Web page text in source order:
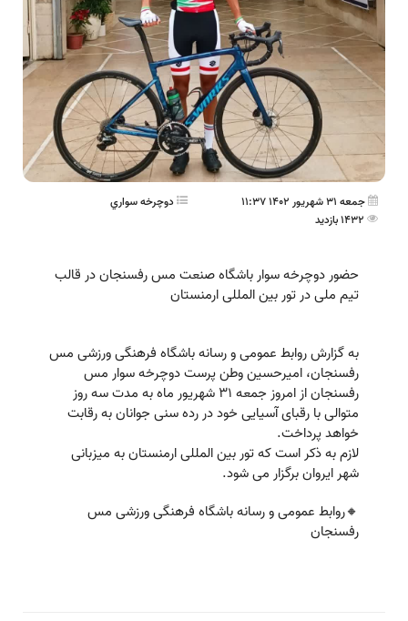
جمعه 31 شهریور 1402 11:37
دوچرخه سواري
حضور دوچرخه سوار باشگاه صنعت مس رفسنجان در قالب
تیم ملی در تور بین المللی ارمنستان
به گزارش روابط عمومی و رسانه باشگاه فرهنگی ورزشی مس
رفسنجان، امیرحسین وطن پرست دوچرخه سوار مس
رفسنجان از امروز جمعه ۳۱ شهریور ماه به مدت سه روز
متوالی با رقبای آسیایی خود در رده سنی جوانان به رقابت
خواهد پرداخت.
لازم به ذکر است که تور بین المللی ارمنستان به میزبانی
شهر ایروان برگزار می شود.
🔸️روابط عمومی و رسانه باشگاه فرهنگی ورزشی مس
رفسنجان